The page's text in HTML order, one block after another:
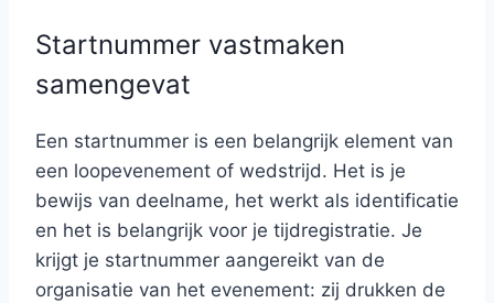
Startnummer vastmaken
samengevat
Een startnummer is een belangrijk element van
een loopevenement of wedstrijd. Het is je
bewijs van deelname, het werkt als identificatie
en het is belangrijk voor je tijdregistratie. Je
krijgt je startnummer aangereikt van de
organisatie van het evenement: zij drukken de